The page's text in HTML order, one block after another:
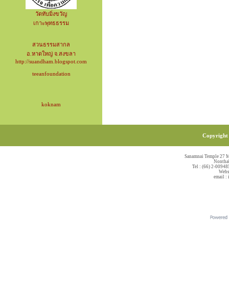
วัดทับมิ่งขวัญ
เกาะพุทธธรรม
สวนธรรมสากล
อ.หาดใหญ่ จ.สงขลา
http://suandham.blogspot.com
teeanfoundation
koknam
Copyright
Sanamnai Temple 27
Tel : (66) 2-
email :